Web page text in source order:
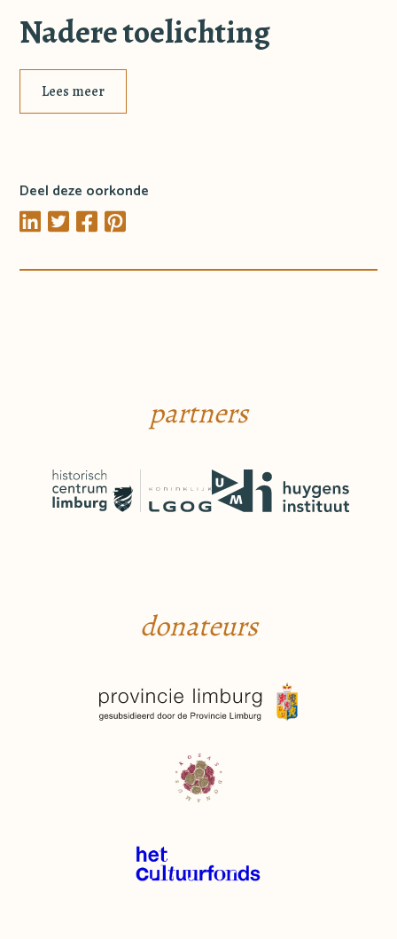
Nadere toelichting
Lees meer
Deel deze oorkonde
partners
donateurs